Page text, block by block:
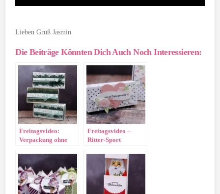
Lieben Gruß Jasmin
Die Beiträge Könnten Dich Auch Noch Interessieren:
Freitagsvideo:
Verpackung ohne
Freitagsvideo –
Ritter-Sport
Herzensblüten